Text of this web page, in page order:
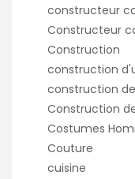
constructeur
Constructeur
Construction
construction
construction
Construction
Costumes
Couture
cuisine